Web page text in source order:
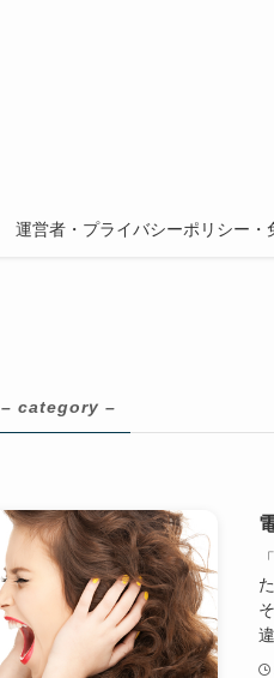
運営者・プライバシーポリシー・
– category –